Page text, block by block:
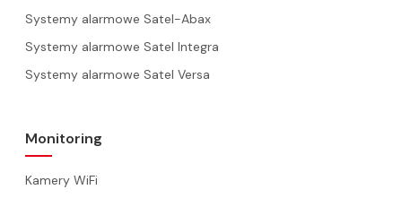
Systemy alarmowe Satel-Abax
Systemy alarmowe Satel Integra
Systemy alarmowe Satel Versa
Monitoring
Kamery WiFi